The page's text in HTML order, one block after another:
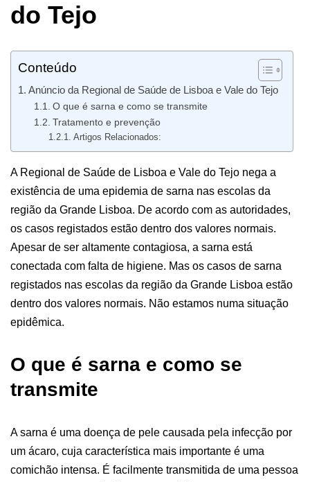
do Tejo
Conteúdo
Anúncio da Regional de Saúde de Lisboa e Vale do Tejo
O que é sarna e como se transmite
Tratamento e prevenção
Artigos Relacionados:
A Regional de Saúde de Lisboa e Vale do Tejo nega a
existência de uma epidemia de sarna nas escolas da
região da Grande Lisboa. De acordo com as autoridades,
os casos registados estão dentro dos valores normais.
Apesar de ser altamente contagiosa, a sarna está
conectada com falta de higiene. Mas os casos de sarna
registados nas escolas da região da Grande Lisboa estão
dentro dos valores normais. Não estamos numa situação
epidêmica.
O que é sarna e como se
transmite
A sarna é uma doença de pele causada pela infecção por
um ácaro, cuja característica mais importante é uma
comichão intensa. É facilmente transmitida de uma pessoa